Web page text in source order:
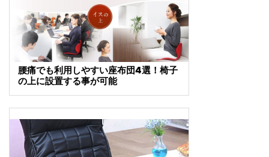
腰痛でも利用しやすい座布団4選！椅子
の上に設置する事が可能